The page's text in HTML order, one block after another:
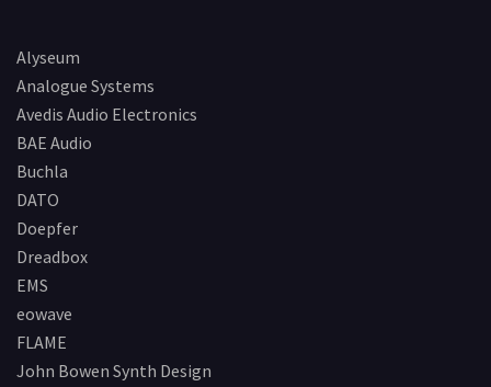
Alyseum
Analogue Systems
Avedis Audio Electronics
BAE Audio
Buchla
DATO
Doepfer
Dreadbox
EMS
eowave
FLAME
John Bowen Synth Design